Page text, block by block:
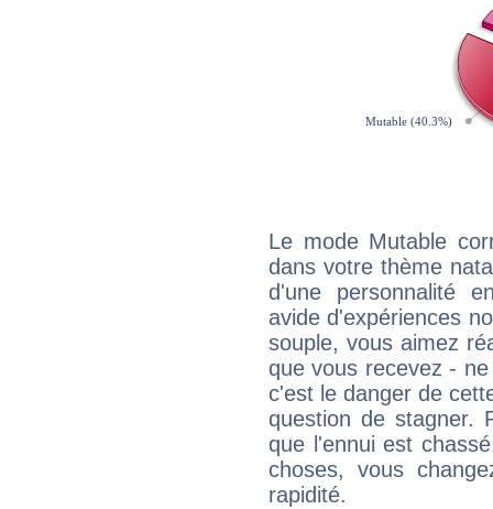
Le mode Mutable
dans votre thème
d'une personnalité
avide d'expériences
souple, vous aimez
que vous recevez -
c'est le danger de
question de stagner.
que l'ennui est
choses, vous
rapidité.